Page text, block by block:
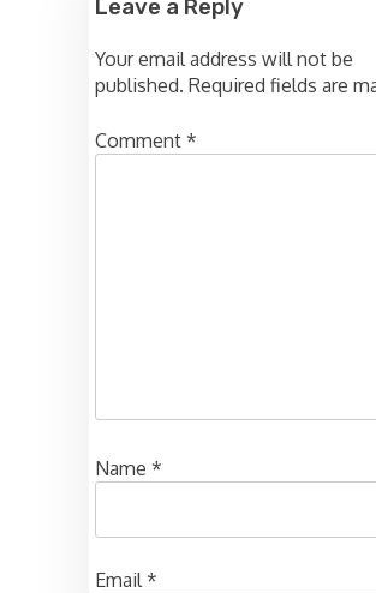
Leave a Reply
Your email address will not be
published. Required fields are
Comment *
Name *
Email *